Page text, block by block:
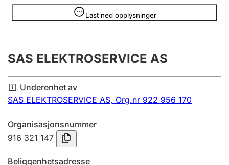
Registrere, endre, slette
Årsregnskap
Innsending og forsinkelsesgebyr
Tinglysing
Last ned opplysninger
Opplysninger er skjult
SAS ELEKTROSERVICE AS
Underenhet av
SAS ELEKTROSERVICE AS, Org.nr 922 956 170
Organisasjonsnummer
916 321 147
Beliggenhetsadresse